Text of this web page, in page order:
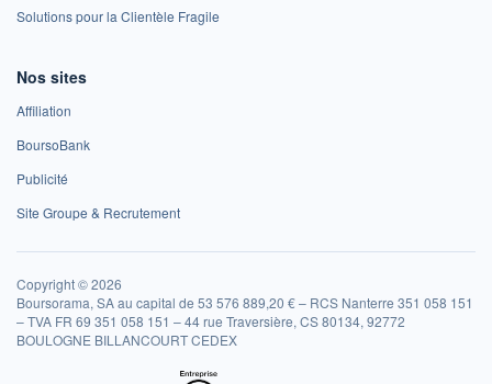
Solutions pour la Clientèle Fragile
Nos sites
Affiliation
BoursoBank
Publicité
Site Groupe & Recrutement
Copyright © 2026
Boursorama, SA au capital de 53 576 889,20 € – RCS Nanterre 351 058 151
– TVA FR 69 351 058 151 – 44 rue Traversière, CS 80134, 92772
BOULOGNE BILLANCOURT CEDEX